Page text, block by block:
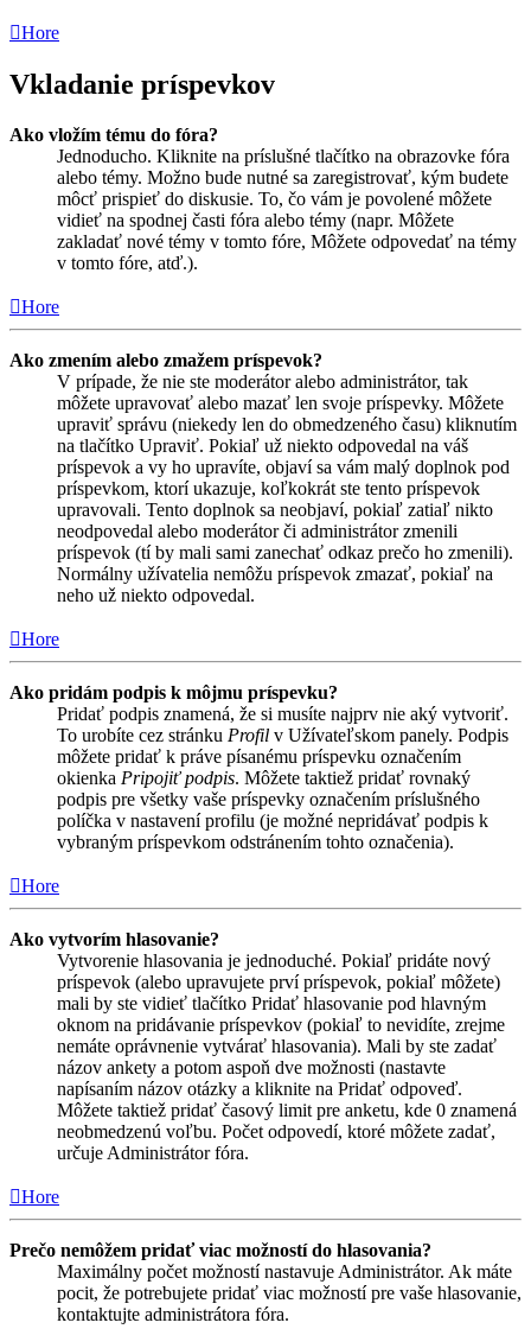
Hore
Vkladanie príspevkov
Ako vložím tému do fóra?
Jednoducho. Kliknite na príslušné tlačítko na obrazovke fóra
alebo témy. Možno bude nutné sa zaregistrovať, kým budete
môcť prispieť do diskusie. To, čo vám je povolené môžete
vidieť na spodnej časti fóra alebo témy (napr. Môžete
zakladať nové témy v tomto fóre, Môžete odpovedať na témy
v tomto fóre, atď.).
Hore
Ako zmením alebo zmažem príspevok?
V prípade, že nie ste moderátor alebo administrátor, tak
môžete upravovať alebo mazať len svoje príspevky. Môžete
upraviť správu (niekedy len do obmedzeného času) kliknutím
na tlačítko Upraviť. Pokiaľ už niekto odpovedal na váš
príspevok a vy ho upravíte, objaví sa vám malý doplnok pod
príspevkom, ktorí ukazuje, koľkokrát ste tento príspevok
upravovali. Tento doplnok sa neobjaví, pokiaľ zatiaľ nikto
neodpovedal alebo moderátor či administrátor zmenili
príspevok (tí by mali sami zanechať odkaz prečo ho zmenili).
Normálny užívatelia nemôžu príspevok zmazať, pokiaľ na
neho už niekto odpovedal.
Hore
Ako pridám podpis k môjmu príspevku?
Pridať podpis znamená, že si musíte najprv nie aký vytvoriť.
To urobíte cez stránku Profil v Užívateľskom panely. Podpis
môžete pridať k práve písanému príspevku označením
okienka Pripojiť podpis. Môžete taktiež pridať rovnaký
podpis pre všetky vaše príspevky označením príslušného
políčka v nastavení profilu (je možné nepridávať podpis k
vybraným príspevkom odstránením tohto označenia).
Hore
Ako vytvorím hlasovanie?
Vytvorenie hlasovania je jednoduché. Pokiaľ pridáte nový
príspevok (alebo upravujete prví príspevok, pokiaľ môžete)
mali by ste vidieť tlačítko Pridať hlasovanie pod hlavným
oknom na pridávanie príspevkov (pokiaľ to nevidíte, zrejme
nemáte oprávnenie vytvárať hlasovania). Mali by ste zadať
názov ankety a potom aspoň dve možnosti (nastavte
napísaním názov otázky a kliknite na Pridať odpoveď.
Môžete taktiež pridať časový limit pre anketu, kde 0 znamená
neobmedzenú voľbu. Počet odpovedí, ktoré môžete zadať,
určuje Administrátor fóra.
Hore
Prečo nemôžem pridať viac možností do hlasovania?
Maximálny počet možností nastavuje Administrátor. Ak máte
pocit, že potrebujete pridať viac možností pre vaše hlasovanie,
kontaktujte administrátora fóra.